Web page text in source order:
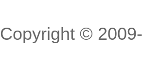
Copyright ©